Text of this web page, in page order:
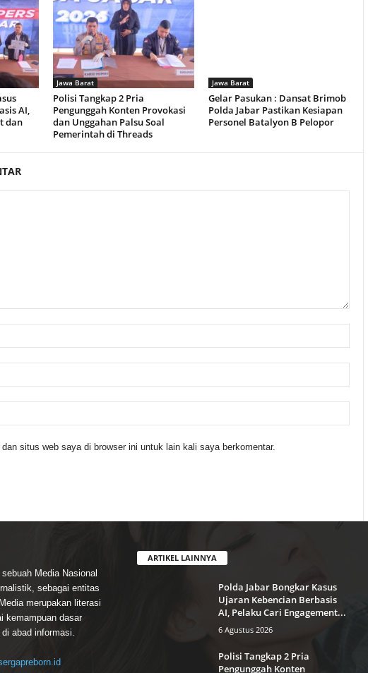
AI,
dan
Jawa Barat
Polisi Tangkap 2 Pria
Pengunggah Konten Provokasi
dan Unggahan Palsu Soal
Pemerintah di Threads
Jawa Barat
Gelar Pasukan : Dansat Brimob
Polda Jabar Pastikan Kesiapan
Personel Batalyon B Pelopor
situs web saya di browser ini untuk lain kali saya berkomentar.
Media Nasional
sebagai entitas
merupakan literasi
kemampuan dasar
abad informasi.
ARTIKEL LAINNYA
Polda Jabar Bongkar Kasus
Ujaran Kebencian Berbasis
AI, Pelaku Cari Engagement...
6 Agustus 2026
Polisi Tangkap 2 Pria
Pengunggah Konten